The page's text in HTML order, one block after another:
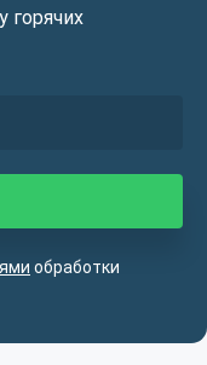
горячих
обработки